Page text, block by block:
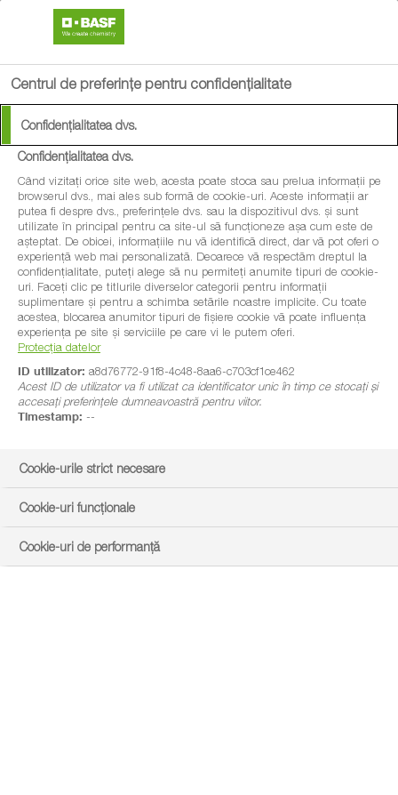
Centrul de preferințe pentru confidențialitate
Confidențialitatea dvs.
Confidențialitatea dvs.
Când vizitați orice site web, acesta poate stoca sau prelua informații pe
browserul dvs., mai ales sub formă de cookie-uri. Aceste informații ar
putea fi despre dvs., preferințele dvs. sau la dispozitivul dvs. și sunt
utilizate în principal pentru ca site-ul să funcționeze așa cum este de
așteptat. De obicei, informațiile nu vă identifică direct, dar vă pot oferi o
experiență web mai personalizată. Deoarece vă respectăm dreptul la
confidențialitate, puteți alege să nu permiteți anumite tipuri de cookie-
uri. Faceți clic pe titlurile diverselor categorii pentru informații
suplimentare și pentru a schimba setările noastre implicite. Cu toate
acestea, blocarea anumitor tipuri de fișiere cookie vă poate influența
experiența pe site și serviciile pe care vi le putem oferi.
Protecția datelor
ID utilizator: a8d76772-91f8-4c48-8aa6-c703cf1ce462
Acest ID de utilizator va fi utilizat ca identificator unic în timp ce stocați și
accesați preferințele dumneavoastră pentru viitor.
Timestamp: --
Cookie-urile strict necesare
Cookie-uri funcționale
Cookie-uri de performanță